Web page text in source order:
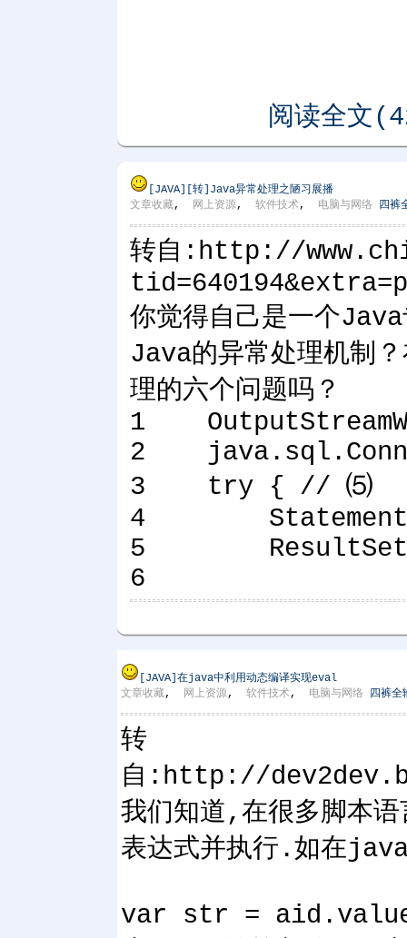
阅读全文
[JAVA]
[转]Java异常处理之陋习展播
文章收藏, 网上资源, 软件技术, 电脑与网络 四裤
转自:http://
你觉得自己是一个
Java的异常处理机制
理的六个问题吗？
1
2
3 try { // ⑸
4 Statement
5 ResultSet rs
6
[JAVA] 在java中利用动态编译实现eval
文章收藏, 网上资源, 软件技术, 电脑与网络 四裤全
转
自:http://
我们知道,在很多脚本
表达式并执行.如在
var str =